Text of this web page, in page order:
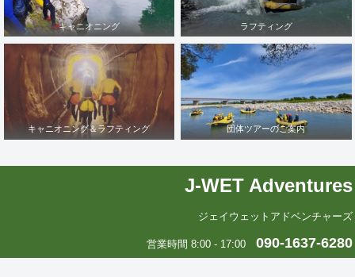
キャニオニング ラフティング
キャニオニング＆ラフティング 団体ツアーのご案内
J-WET Adventures
ジェイウェットアドベンチャーズ
営業時間 8:00 - 17:00 090-1637-6280